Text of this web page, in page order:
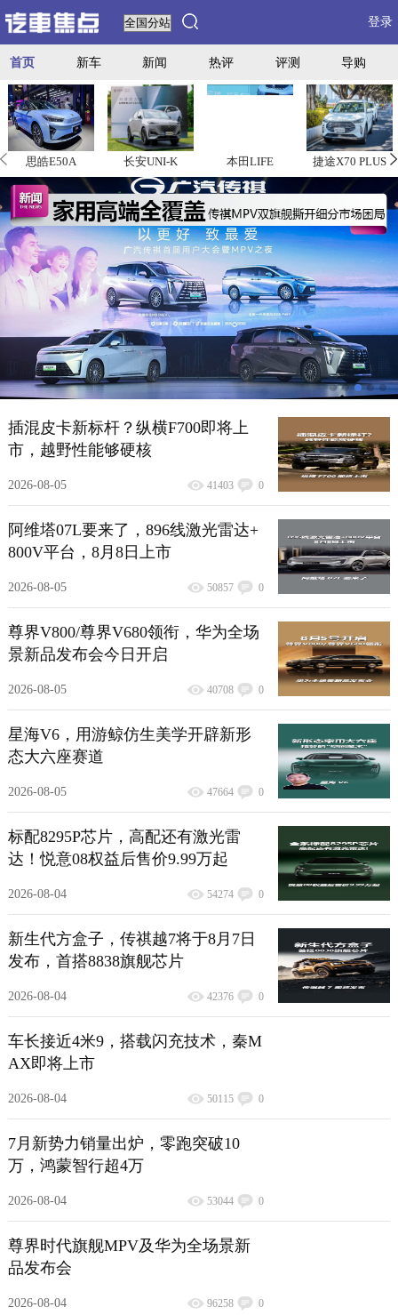
登录
首页 新车 新闻 热评 评测 导购
思皓E50A 长安UNI-K 本田LIFE 捷途X70 PLUS
插混皮卡新标杆？纵横F700即将上
市，越野性能够硬核
2026-08-05 41403 0
阿维塔07L要来了，896线激光雷达+
800V平台，8月8日上市
2026-08-05 50857 0
尊界V800/尊界V680领衔，华为全场
景新品发布会今日开启
2026-08-05 40708 0
星海V6，用游鲸仿生美学开辟新形
态大六座赛道
2026-08-05 47664 0
标配8295P芯片，高配还有激光雷
达！悦意08权益后售价9.99万起
2026-08-04 54274 0
新生代方盒子，传祺越7将于8月7日
发布，首搭8838旗舰芯片
2026-08-04 42376 0
车长接近4米9，搭载闪充技术，秦M
AX即将上市
2026-08-04 50115 0
7月新势力销量出炉，零跑突破10
万，鸿蒙智行超4万
2026-08-04 53044 0
尊界时代旗舰MPV及华为全场景新
品发布会
2026-08-04 96258 0